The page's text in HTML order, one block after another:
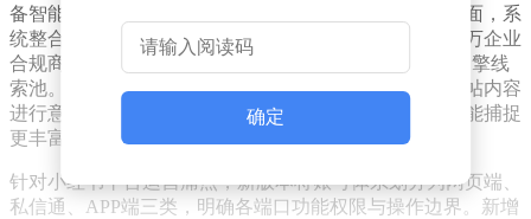
备智能理解、自主判断与持续优化能力。在技术架构层面，系
统整合小红书、抖音等主流社交平台流量，接入超七千万企业
合规商业数据，形成C端社交流量与B端工商数据的双引擎线
索池。通过自然语言处理技术，系统可对用户评论、发帖内容
进行意图识别与情感分析，相比传统关键词匹配模式，能捕捉
更丰富的需求表达，线索识别准确率显著提升。
针对小红书平台运营痛点，新版本将账号体系划分为网页端、
私信通、APP端三类，明确各端口功能权限与操作边界。新增
确定